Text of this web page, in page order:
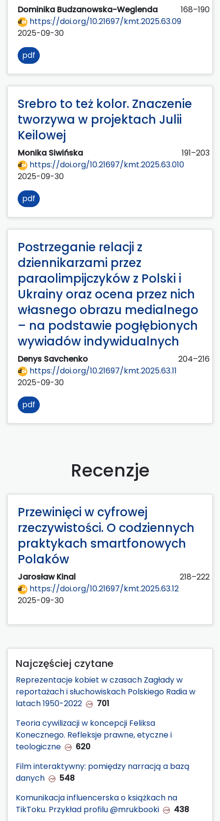
Dominika Budzanowska-Weglenda
168–190
https://doi.org/10.21697/kmt.2025.63.09
2025-09-30
pdf
Srebro to też kolor. Znaczenie
tworzywa w projektach Julii
Keilowej
Monika Siwińska
191–203
https://doi.org/10.21697/kmt.2025.63.010
2025-09-30
pdf
Postrzeganie relacji z
dziennikarzami przez
paraolimpijczyków z Polski i
Ukrainy oraz ocena przez nich
własnego obrazu medialnego
– na podstawie pogłębionych
wywiadów indywidualnych
Denys Savchenko
204–216
https://doi.org/10.21697/kmt.2025.63.11
2025-09-30
pdf
Recenzje
Przewinięci w cyfrowej
rzeczywistości. O codziennych
praktykach smartfonowych
Polaków
Jarosław Kinal
218–222
https://doi.org/10.21697/kmt.2025.63.12
2025-09-30
Najczęściej czytane
Reprezentacje kobiet w czasach Zagłady w
reportażach i słuchowiskach Polskiego Radia w
latach 1950-2022
701
Teoria cywilizacji w koncepcji Feliksa
Konecznego. Refleksje prawne, etyczne i
teologiczne
620
Film interaktywny: pomiędzy narracją a bazą
danych
548
Komunikacja influencerska o książkach na
TikToku. Przykład profilu @mrukbooki
438